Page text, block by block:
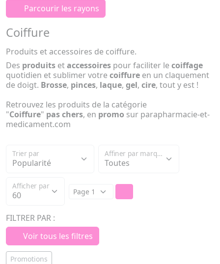
Parcourir les rayons
Coiffure
Produits et accessoires de coiffure.
Des produits etaccessoires pour faciliter le coiffage
quotidien et sublimer votre coiffure en un claquement
de doigt. Brosse, pinces, laque, gel, cire, tout y est !
Retrouvez les produits de la catégorie
"Coiffure" pas chers, en promo sur parapharmacie-et-
medicament.com
Trier par Affiner par marque
Afficher par
FILTRER PAR :
Voir tous les filtres
Promotions